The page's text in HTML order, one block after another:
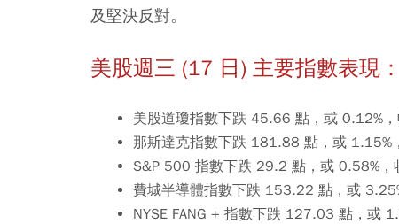
及堅決反對。
美股週三 (17 日) 主要指數表現：
美股道瓊指數下跌 45.66 點，或 0.12%
那斯達克指數下跌 181.88 點，或 1.15%
S&P 500 指數下跌 29.2 點，或 0.58%，
費城半導體指數下跌 153.22 點，或
NYSE FANG + 指數下跌 127.03 點，或